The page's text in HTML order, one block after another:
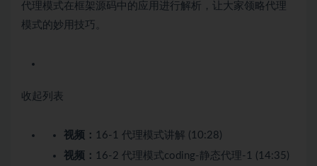
代理模式在框架源码中的应用进行解析，让大家领略代理
模式的妙用技巧。
收起列表
视频： 16-1 代理模式讲解 (10:28)
视频： 16-2 代理模式coding-静态代理-1 (14:35)